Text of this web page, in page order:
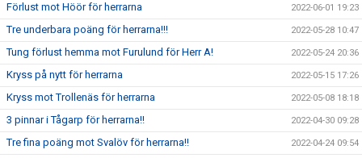
Förlust mot Höör för herrarna 2022-06-01 19:23
Tre underbara poäng för herrarna!!! 2022-05-28 10:47
Tung förlust hemma mot Furulund för Herr A! 2022-05-24 20:36
Kryss på nytt för herrarna 2022-05-15 17:26
Kryss mot Trollenäs för herrarna 2022-05-08 18:18
3 pinnar i Tågarp för herrarna!! 2022-04-30 09:28
Tre fina poäng mot Svalöv för herrarna!! 2022-04-24 09:54